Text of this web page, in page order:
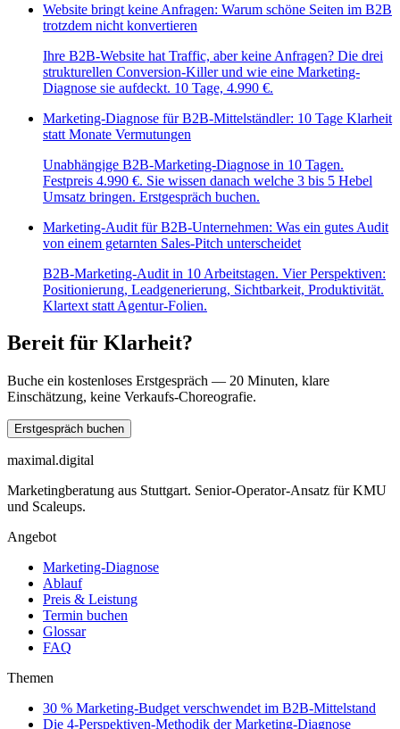
Website bringt keine Anfragen: Warum schöne Seiten im B2B
trotzdem nicht konvertieren
Ihre B2B-Website hat Traffic, aber keine Anfragen? Die drei
strukturellen Conversion-Killer und wie eine Marketing-
Diagnose sie aufdeckt. 10 Tage, 4.990 €.
Marketing-Diagnose für B2B-Mittelständler: 10 Tage Klarheit
statt Monate Vermutungen
Unabhängige B2B-Marketing-Diagnose in 10 Tagen.
Festpreis 4.990 €. Sie wissen danach welche 3 bis 5 Hebel
Umsatz bringen. Erstgespräch buchen.
Marketing-Audit für B2B-Unternehmen: Was ein gutes Audit
von einem getarnten Sales-Pitch unterscheidet
B2B-Marketing-Audit in 10 Arbeitstagen. Vier Perspektiven:
Positionierung, Leadgenerierung, Sichtbarkeit, Produktivität.
Klartext statt Agentur-Folien.
Bereit für Klarheit?
Buche ein kostenloses Erstgespräch — 20 Minuten, klare
Einschätzung, keine Verkaufs-Choreografie.
Erstgespräch buchen
maximal.digital
Marketingberatung aus Stuttgart. Senior-Operator-Ansatz für KMU
und Scaleups.
Angebot
Marketing-Diagnose
Ablauf
Preis & Leistung
Termin buchen
Glossar
FAQ
Themen
30 % Marketing-Budget verschwendet im B2B-Mittelstand
Die 4-Perspektiven-Methodik der Marketing-Diagnose